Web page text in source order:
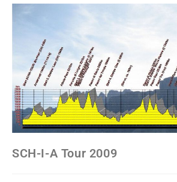
SCH-I-A Tour 2009